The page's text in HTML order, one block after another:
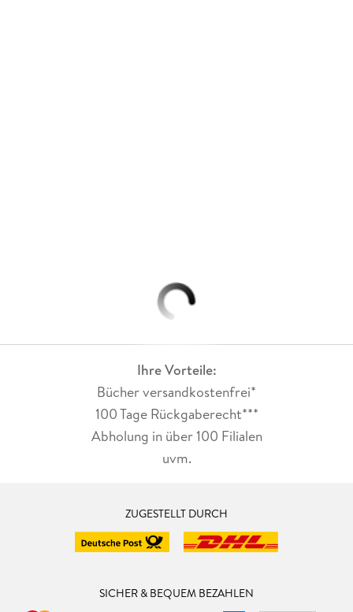
Ihre Vorteile:
Bücher versandkostenfrei*
100 Tage Rückgaberecht***
Abholung in über 100 Filialen
uvm.
ZUGESTELLT DURCH
SICHER & BEQUEM BEZAHLEN